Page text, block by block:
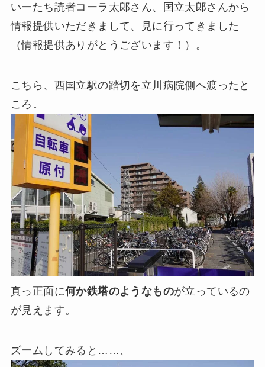
いーたち読者コーラ太郎さん、国立太郎さんから
情報提供いただきまして、見に行ってきました
（情報提供ありがとうございます！）。
こちら、西国立駅の踏切を立川病院側へ渡ったと
ころ↓
真っ正面に何か鉄塔のようなものが立っているの
が見えます。
ズームしてみると……、